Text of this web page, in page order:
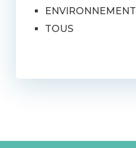
ENVIRONNEMENT
TOUS